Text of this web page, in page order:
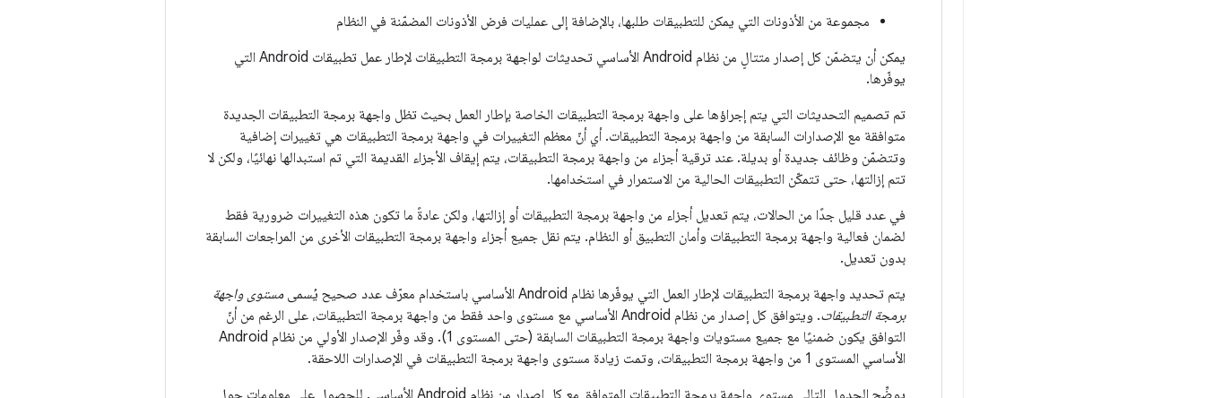
مجموعة من الأذونات التي يمكن للتطبيقات طلبها، بالإضافة إلى عمليات فرض الأذونات المضمّنة في النظام
يمكن أن يتضمّن كل إصدار متتالٍ من نظام Android الأساسي تحديثات لواجهة برمجة التطبيقات لإطار عمل تطبيقات Android التي
يوفّرها.
تم تصميم التحديثات التي يتم إجراؤها على واجهة برمجة التطبيقات الخاصة بإطار العمل بحيث تظل واجهة برمجة التطبيقات الجديدة
متوافقة مع الإصدارات السابقة من واجهة برمجة التطبيقات. أي أنّ معظم التغييرات في واجهة برمجة التطبيقات هي تغييرات إضافية
وتتضمّن وظائف جديدة أو بديلة. عند ترقية أجزاء من واجهة برمجة التطبيقات، يتم إيقاف الأجزاء القديمة التي تم استبدالها نهائيًا، ولكن لا
تتم إزالتها، حتى تتمكّن التطبيقات الحالية من الاستمرار في استخدامها.
في عدد قليل جدًا من الحالات، يتم تعديل أجزاء من واجهة برمجة التطبيقات أو إزالتها، ولكن عادةً ما تكون هذه التغييرات ضرورية فقط
لضمان فعالية واجهة برمجة التطبيقات وأمان التطبيق أو النظام. يتم نقل جميع أجزاء واجهة برمجة التطبيقات الأخرى من المراجعات السابقة
بدون تعديل.
يتم تحديد واجهة برمجة التطبيقات لإطار العمل التي يوفّرها نظام Android الأساسي باستخدام معرّف عدد صحيح يُسمى
مستوى واجهة
برمجة التطبيقات
. ويتوافق كل إصدار من نظام Android الأساسي مع مستوى واحد فقط من واجهة برمجة التطبيقات، على الرغم من أنّ
التوافق يكون ضمنيًا مع جميع مستويات واجهة برمجة التطبيقات السابقة (حتى المستوى 1). وقد وفّر الإصدار الأولي من نظام Android
الأساسي المستوى 1 من واجهة برمجة التطبيقات، وتمت زيادة مستوى واجهة برمجة التطبيقات في الإصدارات اللاحقة.
يوضِّح الجدول التالي مستوى واجهة برمجة التطبيقات المتوافق مع كل إصدار من نظام Android الأساسي. للحصول على معلومات حول